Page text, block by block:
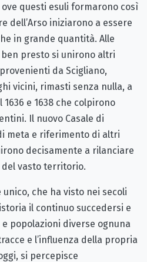
ove questi esuli formarono così
dell’Arso iniziarono a essere
in grande quantità. Alle
presto si unirono altri
da Scigliano,
vicini, rimasti senza nulla, a
e 1638 che colpirono
Il nuovo Casale di
meta e riferimento di altri
decisamente a rilanciare
del vasto territorio.
che ha visto nei secoli
il continuo succedersi e
e popolazioni diverse ognuna
e l’influenza della propria
si percepisce